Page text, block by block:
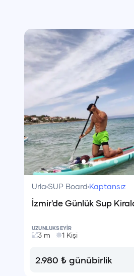
Urla SUP Board Kaptansız
İzmir'de Günlük Sup
UZUNLUK
3 m
SEYİR
1 Kişi
2.980 ₺ günübirlik